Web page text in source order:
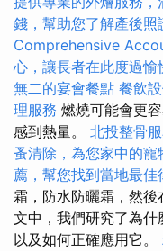
錢，幫助您了解產後照
Comprehensive
心，讓長者在此度過愉
無二的宴會餐點 餐飲
理服務 燃燒可能會更
感到熱量。 北投整骨
蚤清除，為您家中的
薦，幫您找到當地最佳
霜，防水防曬霜，然
文中，我們研究了為
以及如何正確應用它。